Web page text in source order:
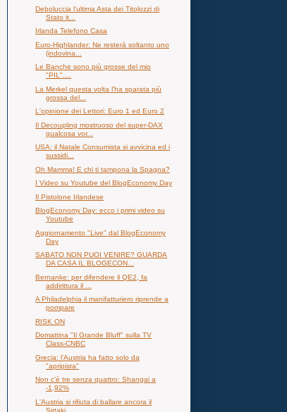
Deboluccia l'ultima Asta dei Titolozzi di
Stato it...
Irlanda Telefono Casa
Euro-Highlander: Ne resterà soltanto uno
(indovina...
Le Banche sono più grosse del mio
"PIL"....
La Merkel questa volta l'ha sparata più
grossa del...
L'opinione dei Lettori: Euro 1 ed Euro 2
Il Decoupling mostruoso del super-DAX
qualcosa vor...
USA: il Natale Consumista si avvicina ed i
sussidi...
Oh Mamma! E chi ti tampona la Spagna?
I Video su Youtube del BlogEconomy Day
Il Pistolone Irlandese
BlogEconomy Day: ecco i primi video su
Youtube
Aggiornamento "Live" dal BlogEconomy
Day
SABATO NON PUOI VENIRE? GUARDA
DA CASA IL BLOGECON...
Bernanke: per difendere il QE2, fa
addirittura il ...
A Philadelphia il manifatturiero riprende a
pompare
RISK ON
Domattina "Il Grande Bluff" sulla TV
Class-CNBC
Grecia: l'Austria ha fatto solo da
"apripista"
Non c'è tre senza quattro: Shangai a
-1,92%
L'Austria si rifiuta di ballare ancora il
Sirtaki....